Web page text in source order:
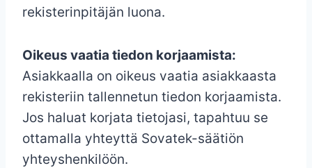
rekisterinpitäjän luona.
Oikeus vaatia tiedon korjaamista:
Asiakkaalla on oikeus vaatia asiakkaasta
rekisteriin tallennetun tiedon korjaamista.
Jos haluat korjata tietojasi, tapahtuu se
ottamalla yhteyttä Sovatek-säätiön
yhteyshenkilöön.